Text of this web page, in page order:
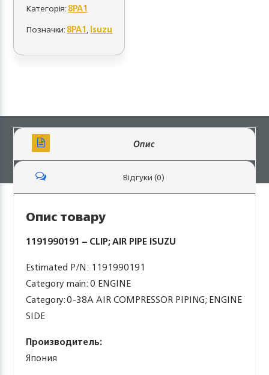
Категорія:8PA1
Позначки:8PA1,Isuzu
Опис
Відгуки (0)
Опис товару
1191990191 – CLIP; AIR PIPE ISUZU
Estimated P/N: 1191990191
Category main: 0 ENGINE
Category: 0-38A AIR COMPRESSOR PIPING; ENGINE
SIDE
Производитель:
Япония